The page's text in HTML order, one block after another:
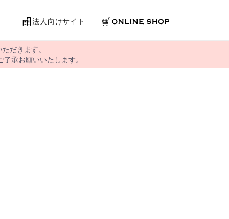
法人向けサイト
だきます。
承お願いいたします。